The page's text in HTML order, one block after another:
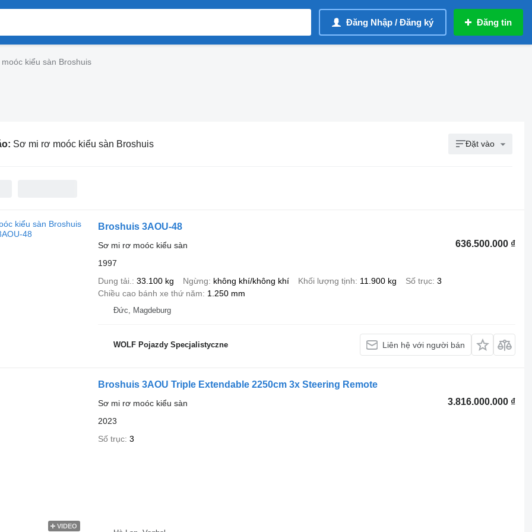
Đăng Nhập / Đăng ký Đăng tin
kiểu sàn Broshuis
Sơ mi rơ moóc kiểu sàn Broshuis Đặt vào
Broshuis 3AOU-48
636.500.000 ₫
Sơ mi rơ moóc kiểu sàn
1997
Dung tải.
33.100 kg Ngừng không khí/không khí Khối lượng tịnh 11.900 kg Số trục 3
Chiều cao bánh xe thứ năm
1.250 mm
Đức, Magdeburg
WOLF Pojazdy Specjalistyczne Liên hệ với người bán
VIDEO
Broshuis 3AOU Triple Extendable 2250cm 3x Steering Remote
3.816.000.000 ₫
Sơ mi rơ moóc kiểu sàn
2023
Số trục 3